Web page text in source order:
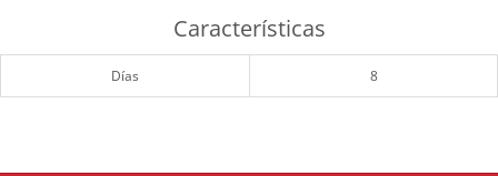
Características
Días 8